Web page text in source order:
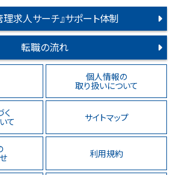
理求人サーチ』サポート体制
転職の流れ
個人情報の
取り扱いについて
て サイトマップ
利用規約